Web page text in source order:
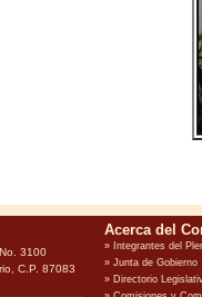
3100
C.P. 87083